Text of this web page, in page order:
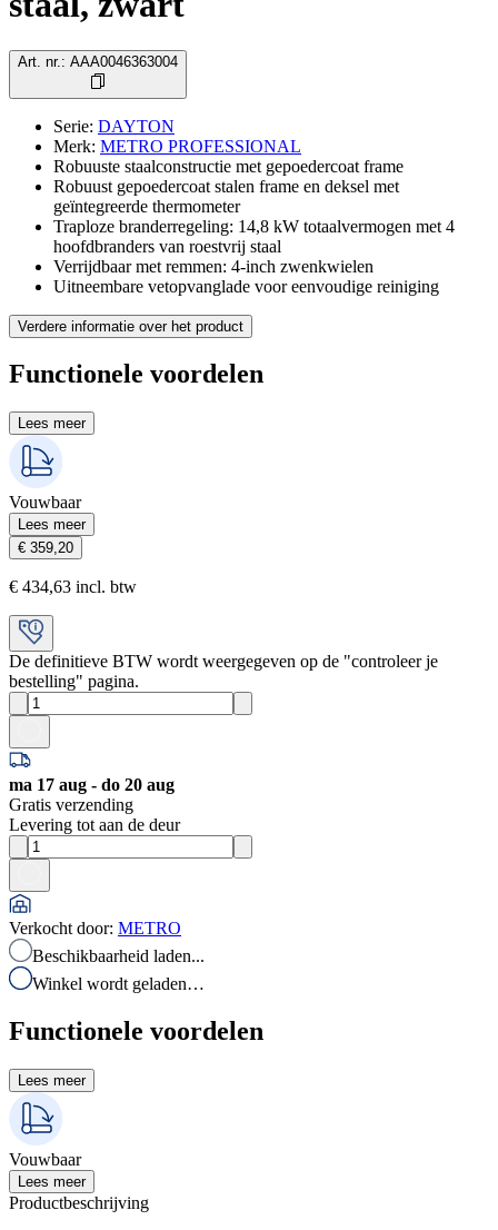
Art. nr. : AAA0046363004
Serie: DAYTON
Merk: METRO PROFESSIONAL
Robuuste staalconstructie met gepoedercoat frame
Robuust gepoedercoat stalen frame en deksel met
geïntegreerde thermometer
Traploze branderregeling: 14,8 kW totaalvermogen met 4
hoofdbranders van roestvrij staal
Verrijdbaar met remmen: 4-inch zwenkwielen
Uitneembare vetopvanglade voor eenvoudige reiniging
Verdere informatie over het product
Functionele voordelen
Lees meer
Vouwbaar
Lees meer
€ 359,20
€ 434,63 incl. btw
De definitieve BTW wordt weergegeven op de "controleer je
bestelling" pagina.
ma 17 aug - do 20 aug
Gratis verzending
Levering tot aan de deur
Verkocht door: METRO
Beschikbaarheid laden...
Winkel wordt geladen…
Functionele voordelen
Lees meer
Vouwbaar
Lees meer
Productbeschrijving